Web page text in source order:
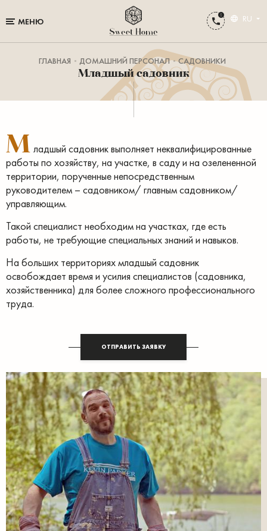
МЕНЮ RU
ГЛАВНАЯ ДОМАШНИЙ ПЕРСОНАЛ CАДОВНИКИ
Младшый садовник
М ладшый садовник выполняет неквалифицированные
работы по хозяйству, на участке, в саду и на озелененной
территории, порученные непосредственным
руководителем – садовником/ главным садовником/
управляющим.
Такой специалист необходим на участках, где есть
работы, не требующие специальных знаний и навыков.
На больших территориях младшый садовник
освобождает время и усилия специалистов (садовника,
хозяйственника) для более сложного профессионального
труда.
ОТПРАВИТЬ ЗАЯВКУ